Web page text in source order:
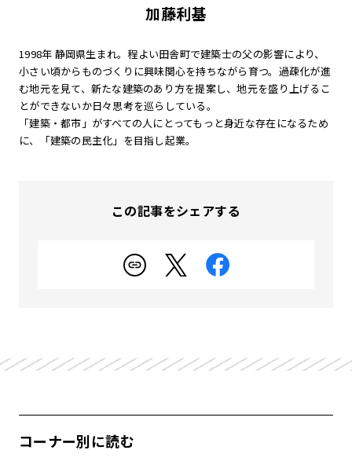
加藤利基
1998年 静岡県生まれ。程よい田舎町で建築士の父の影響により、
小さい頃からものづくりに興味関心を持ちながら育つ。過疎化が進
む地元を見て、新たな建築のあり方を提案し、地元を盛り上げるこ
とができないか日々思考を巡らしている。
「建築・都市」がすべての人にとってもっと身近な存在になるため
に、「建築の民主化」を目指し起業。
この記事をシェアする
コーナー別に読む